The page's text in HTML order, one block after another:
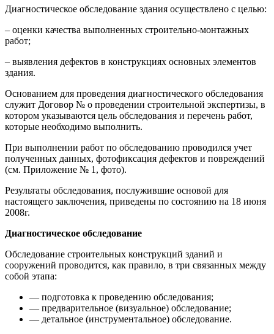
Диагностическое обследование здания осуществлено с целью:
– оценки качества выполненных строительно-монтажных
работ;
– выявления дефектов в конструкциях основных элементов
здания.
Основанием для проведения диагностического обследования
служит Договор № о проведении строительной экспертизы, в
котором указываются цель обследования и перечень работ,
которые необходимо выполнить.
При выполнении работ по обследованию проводился учет
полученных данных, фотофиксация дефектов и повреждений
(см. Приложение № 1, фото).
Результаты обследования, послужившие основой для
настоящего заключения, приведены по состоянию на 18 июня
2008г.
Диагностическое обследование
Обследование строительных конструкций зданий и
сооружений проводится, как правило, в три связанных между
собой этапа:
— подготовка к проведению обследования;
— предварительное (визуальное) обследование;
— детальное (инструментальное) обследование.